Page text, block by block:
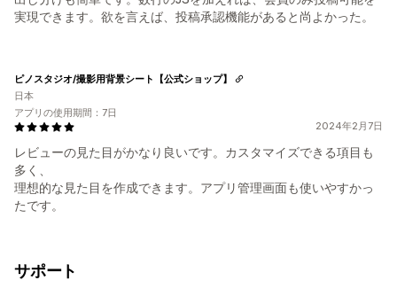
実現できます。欲を言えば、投稿承認機能があると尚よかった。
2024年2月7日
レビューの見た目がかなり良いです。カスタマイズできる項目も
多く、
理想的な見た目を作成できます。アプリ管理画面も使いやすかっ
たです。
ピノスタジオ/撮影用背景シート【公式ショップ】
日本
アプリの使用期間：7日
サポート